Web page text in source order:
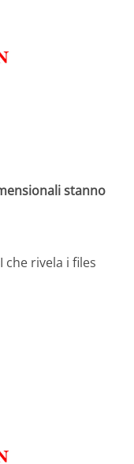
stanno
rivela i files